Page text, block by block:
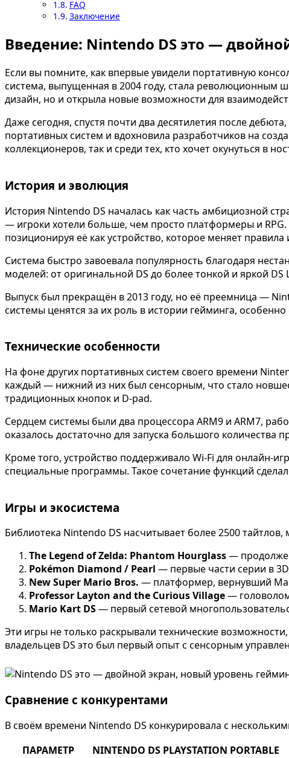
FAQ
Заключение
Введение: Nintendo DS это —
Если вы помните, как впервые увидели портативную
система, выпущенная в 2004 году, стала революционным
дизайн, но и открыла новые возможности для
Даже сегодня, спустя почти два десятилетия после
портативных систем и вдохновила разработчиков на
коллекционеров, так и среди тех, кто хочет окунуться в
История и эволюция
История Nintendo DS началась как часть амбициозной
— игроки хотели больше, чем просто платформеры и RPG.
позиционируя её как устройство, которое меняет правила
Система быстро завоевала популярность благодаря
моделей: от оригинальной DS до более тонкой и яркой
Выпуск был прекращён в 2013 году, но её преемница —
системы ценятся за их роль в истории гейминга,
Технические особенности
На фоне других портативных систем своего времени
каждый — нижний из них был сенсорным, что стало
традиционных кнопок и D-pad.
Сердцем системы были два процессора ARM9 и ARM7,
оказалось достаточно для запуска большого
Кроме того, устройство поддерживало Wi-Fi для онлайн-
специальные программы. Такое сочетание функций
Игры и экосистема
Библиотека Nintendo DS насчитывает более 2500
The Legend of Zelda: Phantom Hourglass—
Pokémon Diamond / Pearl — первые части серии в
New Super Mario Bros. — платформер, вернувший
Professor Layton and the Curious Village—
Mario Kart DS— первый сетевой
Эти игры не только раскрывали технические
владельцев DS это был первый опыт с сенсорным
Сравнение с конкурентами
В своём времени Nintendo DS конкурировала с
ПАРАМЕТР
NINTENDO DS PLAYSTATION PORTABLE